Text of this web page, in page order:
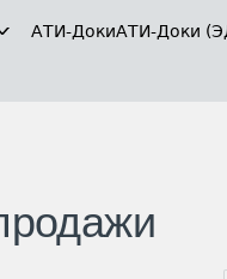
АТИ-ДокиАТИ-Доки